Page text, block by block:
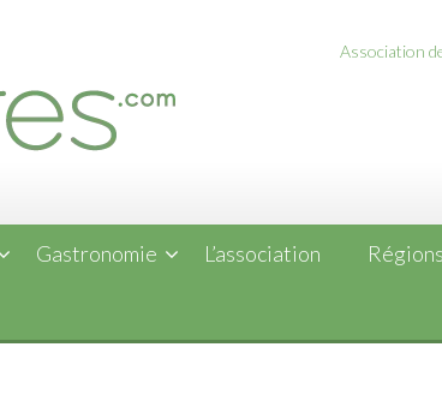
Association
Gastronomie L’association